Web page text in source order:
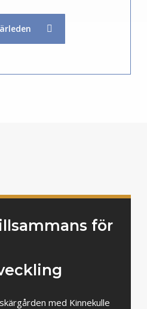
för
med Kinnekulle